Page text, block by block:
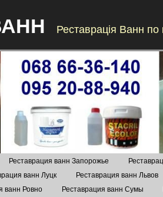
Реставрація Ванн по
Реставрация ванн Запорожье
ванн Луцк Реставрация ванн Львов
ванн Ровно Реставрация ванн Сумы